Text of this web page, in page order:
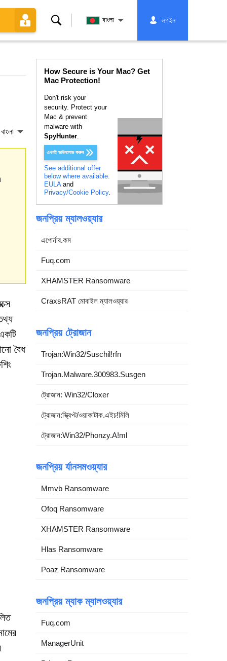
অনুসন্ধান
করুন
বাংলা লগইন
বাংলা
বৈধ
How Secure is Your Mac? Get
Mac Protection!
Don't risk your
security. Protect your
Mac & prevent
malware with
SpyHunter.
এখনই ডাউনলোড করুন
See additional offer
below where available.
EULAand
Privacy/Cookie Policy.
জনপ্রিয় ম্যালওয়্যার
এপোর্নার.কম
Fuq.com
XHAMSTER Ransomware
CraxsRAT মোবাইল ম্যালওয়্যার
জনপ্রিয় ট্রোজান
Trojan:Win32/Suschil!rfn
Trojan.Malware.300983.Susgen
ট্রোজান: Win32/Cloxer
ট্রোজান:স্ক্রিপ্ট/ওয়াকাটাক.এইচ!মিলি
ট্রোজান:Win32/Phonzy.A!ml
জনপ্রিয় র্যানসমওয়্যার
Mmvb Ransomware
Ofoq Ransomware
XHAMSTER Ransomware
Hlas Ransomware
Poaz Ransomware
জনপ্রিয় ম্যাক ম্যালওয়্যার
Fuq.com
ManagerUnit